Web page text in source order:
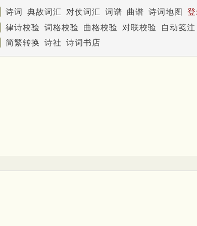
诗词 典故词汇 对仗词汇 词谱 曲谱 诗词地图
律诗校验 词格校验 曲格校验 对联校验
自动笺注
简繁转换 诗社 诗词书店